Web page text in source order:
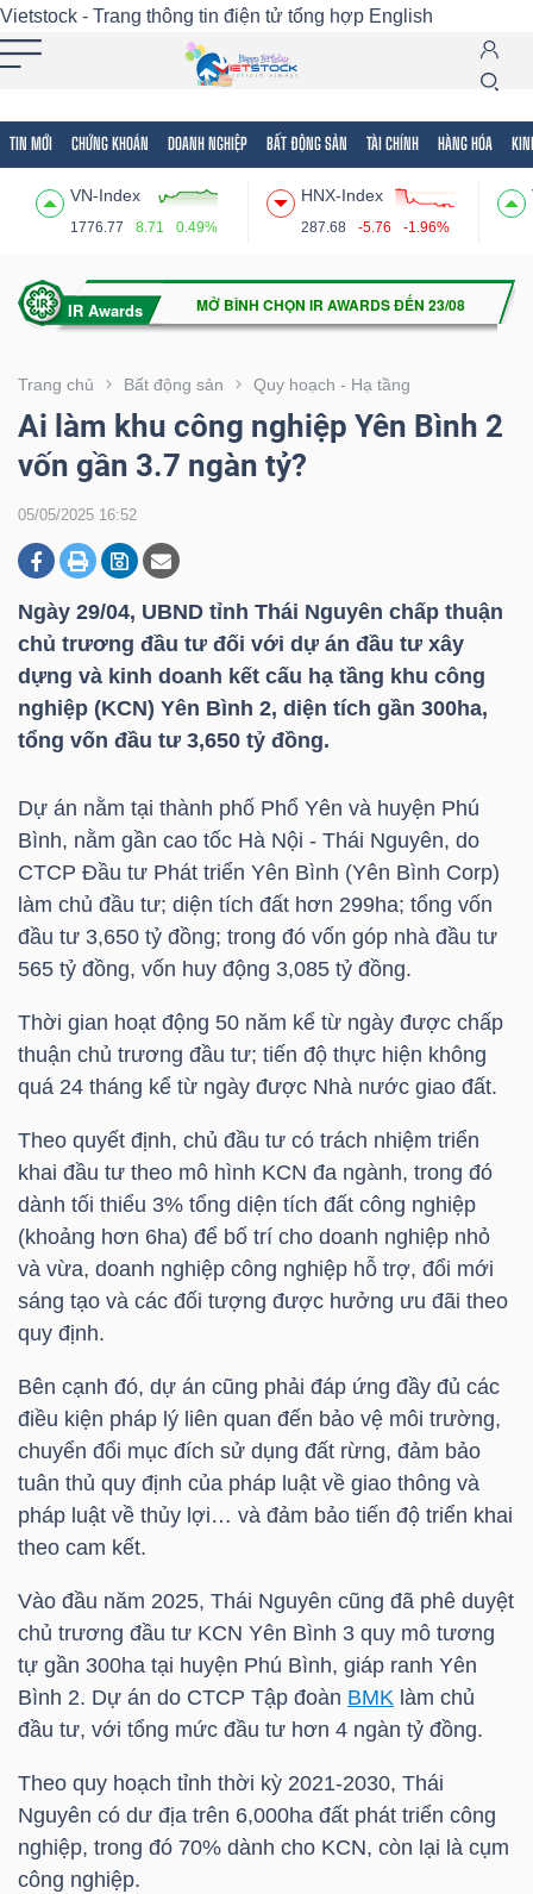
Vietstock - Trang thông tin điện tử tổng hợp English
TIN MỚI CHỨNG KHOÁN DOANH NGHIỆP BẤT ĐỘNG SẢN TÀI CHÍNH HÀNG HÓA
VN-Index
1776.77 8.71 0.49%
HNX-Index
287.68 -5.76 -1.96%
Trang chủ Bất động sản Quy hoạch - Hạ tầng
Ai làm khu công nghiệp Yên Bình 2
vốn gần 3.7 ngàn tỷ?
05/05/2025 16:52
Ngày 29/04, UBND tỉnh Thái Nguyên chấp thuận
chủ trương đầu tư đối với dự án đầu tư xây
dựng và kinh doanh kết cấu hạ tầng khu công
nghiệp (KCN) Yên Bình 2, diện tích gần 300ha,
tổng vốn đầu tư 3,650 tỷ đồng.
Dự án nằm tại thành phố Phổ Yên và huyện Phú
Bình, nằm gần cao tốc Hà Nội - Thái Nguyên, do
CTCP Đầu tư Phát triển Yên Bình (Yên Bình Corp)
làm chủ đầu tư; diện tích đất hơn 299ha; tổng vốn
đầu tư 3,650 tỷ đồng; trong đó vốn góp nhà đầu tư
565 tỷ đồng, vốn huy động 3,085 tỷ đồng.
Thời gian hoạt động 50 năm kể từ ngày được chấp
thuận chủ trương đầu tư; tiến độ thực hiện không
quá 24 tháng kể từ ngày được Nhà nước giao đất.
Theo quyết định, chủ đầu tư có trách nhiệm triển
khai đầu tư theo mô hình KCN đa ngành, trong đó
dành tối thiểu 3% tổng diện tích đất công nghiệp
(khoảng hơn 6ha) để bố trí cho doanh nghiệp nhỏ
và vừa, doanh nghiệp công nghiệp hỗ trợ, đổi mới
sáng tạo và các đối tượng được hưởng ưu đãi theo
quy định.
Bên cạnh đó, dự án cũng phải đáp ứng đầy đủ các
điều kiện pháp lý liên quan đến bảo vệ môi trường,
chuyển đổi mục đích sử dụng đất rừng, đảm bảo
tuân thủ quy định của pháp luật về giao thông và
pháp luật về thủy lợi… và đảm bảo tiến độ triển khai
theo cam kết.
Vào đầu năm 2025, Thái Nguyên cũng đã phê duyệt
chủ trương đầu tư KCN Yên Bình 3 quy mô tương
tự gần 300ha tại huyện Phú Bình, giáp ranh Yên
Bình 2. Dự án do CTCP Tập đoàn BMK làm chủ
đầu tư, với tổng mức đầu tư hơn 4 ngàn tỷ đồng.
Theo quy hoạch tỉnh thời kỳ 2021-2030, Thái
Nguyên có dư địa trên 6,000ha đất phát triển công
nghiệp, trong đó 70% dành cho KCN, còn lại là cụm
công nghiệp.
Tất cả Tính năng Ngành Mã chứng khoán
Tính
(-)
VIETSTOCK
CHỨNG
DOANH
NGHIỆP
BẤT
TÀI
CHÍNH
HÀNG
KINH
TẾ
GIỚI
ĐÔNG
DƯƠNG
TÀI
CHÍNH
CÁ